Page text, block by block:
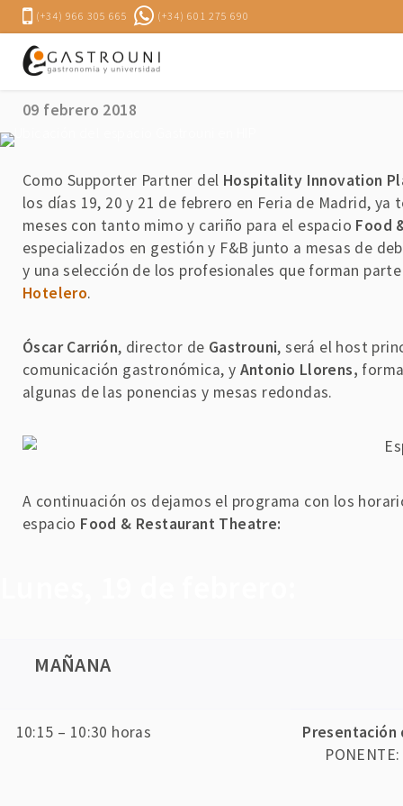
(+34) 966 305 665 (+34) 601 275 690
Programa completo de actividades del Food &
09 febrero 2018
Como Supporter Partner del Hospitality Innovation
los días 19, 20 y 21 de febrero en Feria de Madrid,
meses con tanto mimo y cariño para el espacio Food
especializados en gestión y F&B junto a mesas de
y una selección de los profesionales que forman parte
Hotelero.
Óscar Carrión, director de Gastrouni, será el host
comunicación gastronómica, y Antonio Llorens,
algunas de las ponencias y mesas redondas.
A continuación os dejamos el programa con los
espacio Food & Restaurant Theatre:
MAÑANA
10:15 – 10:30 horas
Presentación